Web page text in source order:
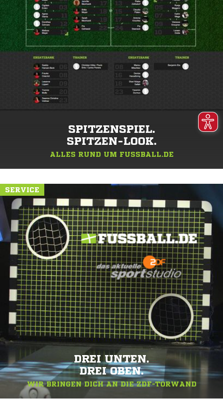
SPITZENSPIEL.
SPITZEN-LOOK.
ALLES RUND UM FUSSBALL.DE
SERVICE
DREI UNTEN.
DREI OBEN.
WIR BRINGEN DICH AN DIE ZDF-TORWAND